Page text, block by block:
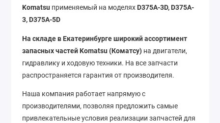
Komatsu применяемый на моделях D375A-3D, D375A-
3, D375A-5D
На складе в Екатеринбурге широкий ассортимент
запасных частей Komatsu (Коматсу) на двигатели,
гидравлику и ходовую техники. На все запчасти
распространяется гарантия от производителя.
Наша компания работает напрямую с
производителями, позволяя предложить самые
привлекательные условия реализации запчастей для